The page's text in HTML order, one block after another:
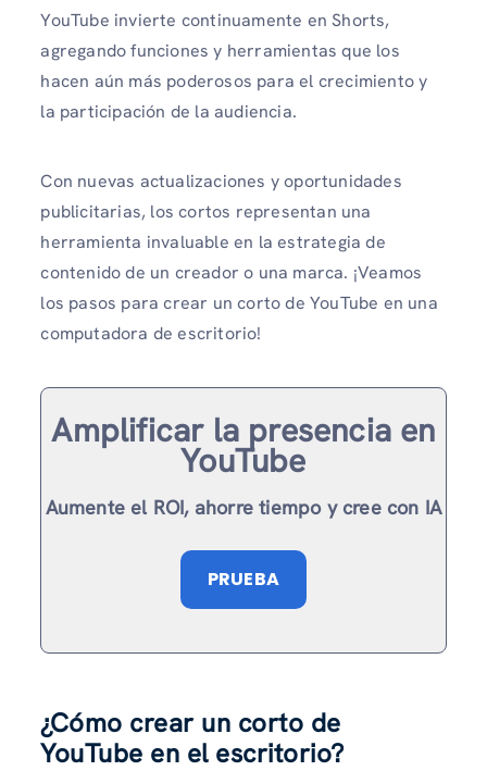
YouTube invierte continuamente en Shorts,
agregando funciones y herramientas que los
hacen aún más poderosos para el crecimiento y
la participación de la audiencia.
Con nuevas actualizaciones y oportunidades
publicitarias, los cortos representan una
herramienta invaluable en la estrategia de
contenido de un creador o una marca. ¡Veamos
los pasos para crear un corto de YouTube en una
computadora de escritorio!
Amplificar la presencia en
YouTube
Aumente el ROI, ahorre tiempo y cree con IA
PRUEBA
¿Cómo crear un corto de
YouTube en el escritorio?